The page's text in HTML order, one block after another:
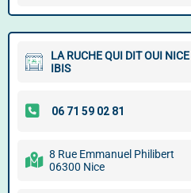
LA RUCHE QUI DIT OUI
IBIS
8 Rue Emmanuel Philibert
06300 Nice